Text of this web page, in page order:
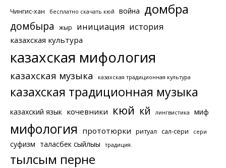
Чингис-хан бесплатно скачать кюй война домбра
домбыра жыр инициация история
казахская культура
казахская мифология
казахская музыка казахская традиционная культура
казахская традиционная музыка
казахский язык кочевники кюй күй лингвистика миф
мифология прототюрки ритуал сал-сери сери
суфизм таласбек сыйлығы традиция.
тылсым перне